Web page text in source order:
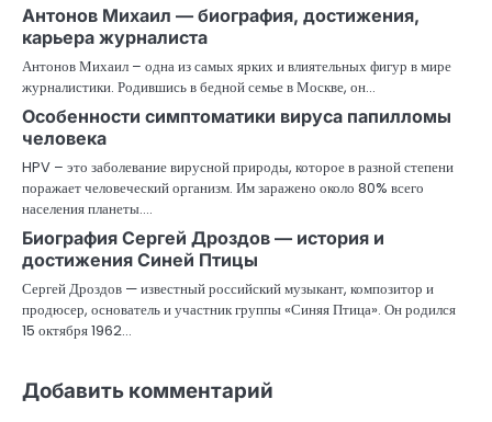
Антонов Михаил — биография, достижения,
карьера журналиста
Антонов Михаил – одна из самых ярких и влиятельных фигур в мире
журналистики. Родившись в бедной семье в Москве, он…
Особенности симптоматики вируса папилломы
человека
HPV – это заболевание вирусной природы, которое в разной степени
поражает человеческий организм. Им заражено около 80% всего
населения планеты.…
Биография Сергей Дроздов — история и
достижения Синей Птицы
Сергей Дроздов — известный российский музыкант, композитор и
продюсер, основатель и участник группы «Синяя Птица». Он родился
15 октября 1962…
Добавить комментарий